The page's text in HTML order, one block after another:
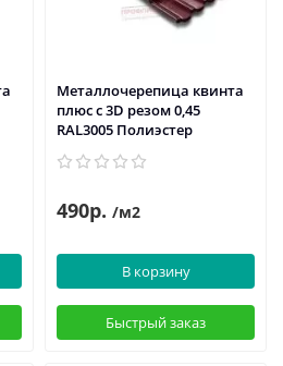
Металлочерепица квинта
плюс c 3D резом 0,45
RAL3005 Полиэстер
490р. /м2
В корзину
Быстрый заказ